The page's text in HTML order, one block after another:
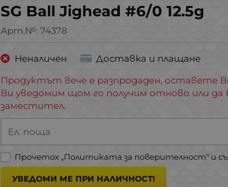
SG Ball Jighead #6/0 12.5g
Арт.№: 74378
Неналичен
Доставка и плащане
Продуктът вече е разпродаден, оставете
Ви уведомим щом го получим отново или да
заместител.
Ел. поща
Прочетох „Политиката за поверителност“ и
УВЕДОМИ МЕ ПРИ НАЛИЧНОСТ!